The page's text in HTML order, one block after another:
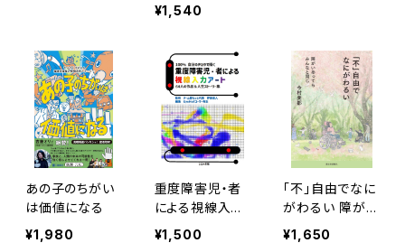
¥1,540
あの子のちがい
は価値になる
¥1,980
重度障害児・者
による視線入力
アート
¥1,500
「不」自由でなに
がわるい 障がい
あってもみんな
¥1,650